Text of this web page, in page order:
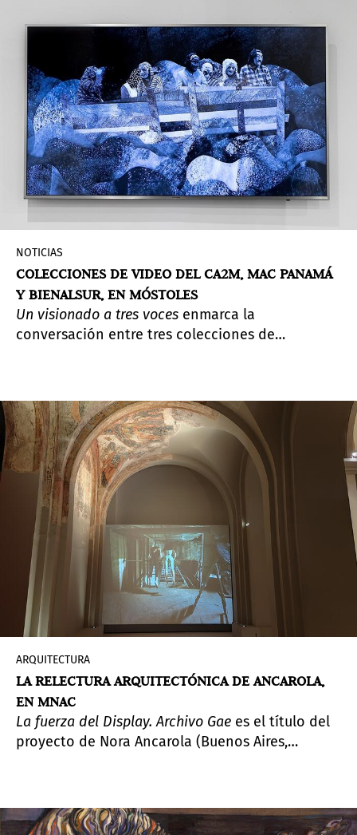
Abascal, presenta trece pinturas al óleo sobre
lienzo y una obra sobre madera, realizadas
todas
ex profeso para la ocasión.
NOTICIAS
COLECCIONES DE VIDEO DEL CA2M, MAC PANAMÁ
Y BIENALSUR, EN MÓSTOLES
Un visionado a tres voces enmarca la
conversación entre tres colecciones de
Museo Centro de Arte Dos de Mayo (Museo CA2M)
en Móstoles —que es quien acoge la iniciativa—,
el MAC Panamá y BIENALSUR, quien lo realiza
través del MUNTREF de Buenos Aires, tienen
como objetivo, además, establecer sinergias
entre las instituciones.
ARQUITECTURA
LA RELECTURA ARQUITECTÓNICA DE ANCAROLA,
EN MNAC
La fuerza del Display. Archivo Gae es el título del
proyecto de Nora Ancarola (Buenos Aires,